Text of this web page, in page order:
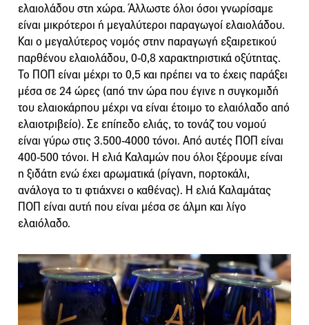
ελαιολάδου στη χώρα. Άλλωστε όλοι όσοι γνωρίσαμε
είναι μικρότεροι ή μεγαλύτεροι παραγωγοί ελαιολάδου.
Και ο μεγαλύτερος νομός στην παραγωγή εξαιρετικού
παρθένου ελαιολάδου, 0-0,8 χαρακτηριστικά οξύτητας.
Το ΠΟΠ είναι μέχρι το 0,5 και πρέπει να το έχεις παράξει
μέσα σε 24 ώρες (από την ώρα που έγινε η συγκομιδή
του ελαιοκάρπου μέχρι να είναι έτοιμο το ελαιόλαδο από
ελαιοτριβείο). Σε επίπεδο ελιάς, το τονάζ του νομού
είναι γύρω στις 3.500-4000 τόνοι. Από αυτές ΠΟΠ είναι
400-500 τόνοι. Η ελιά Καλαμών που όλοι ξέρουμε είναι
η ξιδάτη ενώ έχει αρωματικά (ρίγανη, πορτοκάλι,
ανάλογα το τι φτιάχνει ο καθένας). Η ελιά Καλαμάτας
ΠΟΠ είναι αυτή που είναι μέσα σε άλμη και λίγο
ελαιόλαδο.